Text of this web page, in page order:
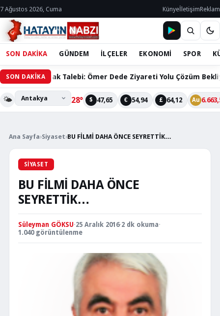
7 Ağustos 2026, Cuma KünyeİletişimReklam
SON DAKİKA GÜNDEM İLÇELER EKONOMİ SPOR
SON DAKİKA
Ortak Talebi: Ömer Dede Ziyareti Yolu Çözüm Bekliyor
🌤️ 28° $ 47,65 € 54,94 £ 64,12 Au
Ana Sayfa›Siyaset›BU FİLMİ DAHA ÖNCE SEYRETTİK…
SIYASET
BU FİLMİ DAHA ÖNCE
SEYRETTİK…
Süleyman GÖKSU·25 Aralık 2016·2 dk okuma·
1.040 görüntülenme